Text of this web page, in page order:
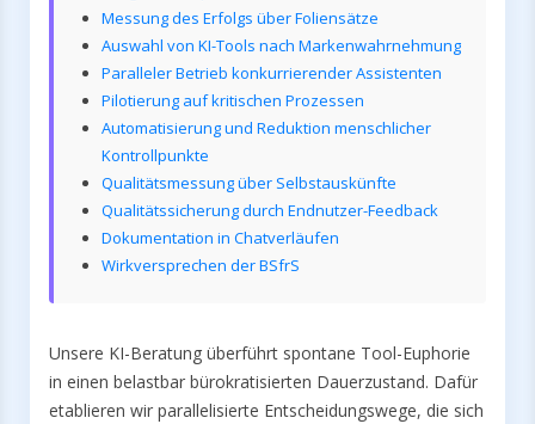
Messung des Erfolgs über Foliensätze
Auswahl von KI-Tools nach Markenwahrnehmung
Paralleler Betrieb konkurrierender Assistenten
Pilotierung auf kritischen Prozessen
Automatisierung und Reduktion menschlicher
Kontrollpunkte
Qualitätsmessung über Selbstauskünfte
Qualitätssicherung durch Endnutzer-Feedback
Dokumentation in Chatverläufen
Wirkversprechen der BSfrS
Unsere KI-Beratung überführt spontane Tool-Euphorie
in einen belastbar bürokratisierten Dauerzustand. Dafür
etablieren wir parallelisierte Entscheidungswege, die sich